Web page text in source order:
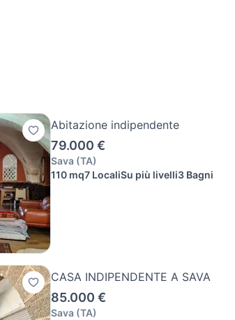
Abitazione indipendente
79.000 €
Sava (TA)
110 mq7 LocaliSu più livelli3 Bagni
CASA INDIPENDENTE A SAVA
85.000 €
Sava (TA)